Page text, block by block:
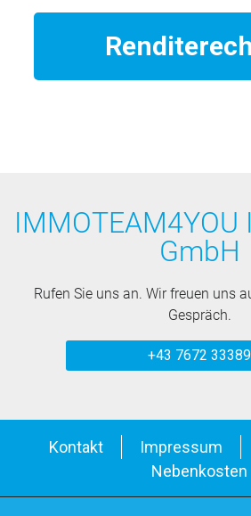
GmbH
Rufen Sie uns an. Wir freuen uns
Gespräch.
+43 7672 33389
Kontakt Impressum
Nebenkosten